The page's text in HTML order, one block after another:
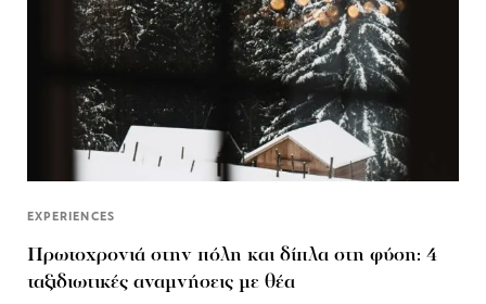
EXPERIENCES
Πρωτοχρονιά στην πόλη και δίπλα στη φύση: 4
ταξιδιωτικές αναμνήσεις με θέα